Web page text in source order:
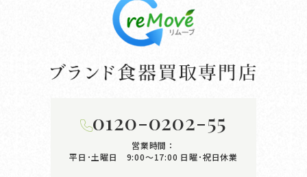
0120-0202-55
営業時間：
平日･土曜日 9:00〜17:00 日曜･祝日休業